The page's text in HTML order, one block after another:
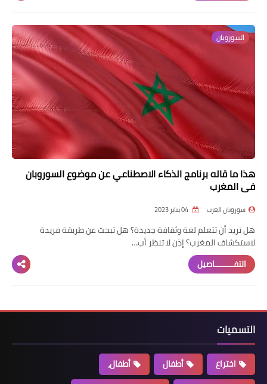
السوروبان
هذا ما قاله برنامج الذكاء الاصطناعي عن موضوع السوروبان
في المغرب
سوروبان العرب
هل تريد أن تتعلم لغة وثقافة جديدة؟ هل تبحث عن طريقة فريدة
لاستكشاف المغرب؟ إذن لا تنظر أب…
التفــــــــاصيل
التسميات
اختراع أطفال
أطفال،